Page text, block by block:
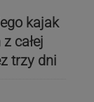
kajak
całej
trzy dni